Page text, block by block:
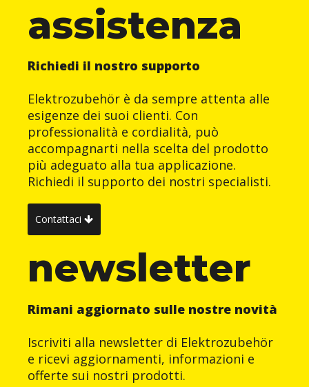
assistenza
Richiedi il nostro supporto
Elektrozubehör è da sempre attenta alle
esigenze dei suoi clienti. Con
professionalità e cordialità, può
accompagnarti nella scelta del prodotto
più adeguato alla tua applicazione.
Richiedi il supporto dei nostri specialisti.
Contattaci
newsletter
Rimani aggiornato sulle nostre novità
Iscriviti alla newsletter di Elektrozubehör
e ricevi aggiornamenti, informazioni e
offerte sui nostri prodotti.